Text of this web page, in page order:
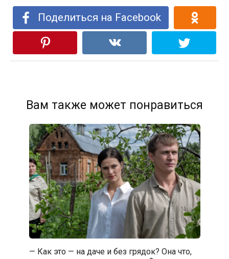
Поделиться на Facebook
Вам также может понравиться
— Как это — на даче и без грядок? Она что,